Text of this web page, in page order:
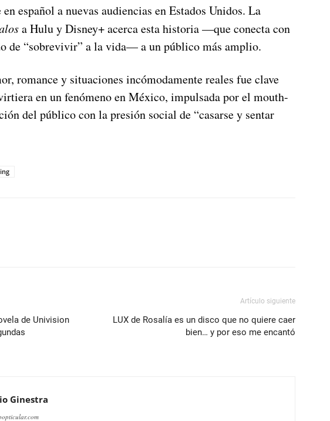
español a nuevas audiencias en Estados Unidos. La
a Hulu y Disney+ acerca esta historia —que conecta con
de “sobrevivir” a la vida— a un público más amplio.
romance y situaciones incómodamente reales fue clave
en un fenómeno en México, impulsada por el mouth-
del público con la presión social de “casarse y sentar
de Univision
Artículo siguiente
LUX de Rosalía es un disco que no quiere caer
bien… y por eso me encantó
Ginestra